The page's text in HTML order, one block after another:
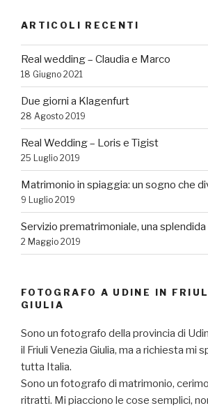
ARTICOLI RECENTI
Real wedding – Claudia e Marco
18 Giugno 2021
Due giorni a Klagenfurt
28 Agosto 2019
Real Wedding – Loris e Tigist
25 Luglio 2019
Matrimonio in spiaggia: un sogno che
9 Luglio 2019
Servizio prematrimoniale, una
2 Maggio 2019
FOTOGRAFO A UDINE IN
GIULIA
Sono un fotografo della provincia di
il Friuli Venezia Giulia, ma a richiesta mi
tutta Italia.
Sono un fotografo di matrimonio,
ritratti. Mi piacciono le cose semplici,